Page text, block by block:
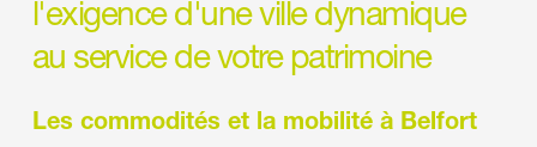
l'exigence d'une ville dynamique
au service de votre patrimoine
Les commodités et la mobilité à Belfort